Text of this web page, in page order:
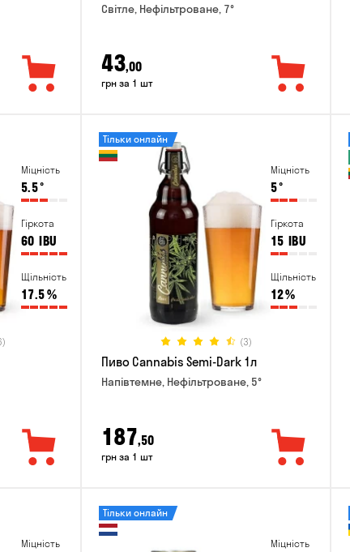
Світле, Нефільтроване, 7°
43,00
грн за 1 шт
Міцність
5.5°
Гіркота
60 IBU
Щільність
17.5%
Міцність
5°
Гіркота
15 IBU
Щільність
12%
(3)
Тільки онлайн
Пиво Cannabis Semi-Dark 1л
Напівтемне, Нефільтроване, 5°
187,50
грн за 1 шт
Міцність Міцність
Тільки онлайн